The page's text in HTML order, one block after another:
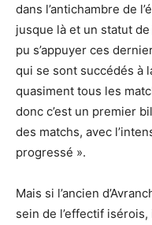
dans l’antichambre de
jusque là et un statut
pu s’appuyer ces
qui se sont succédés à
quasiment tous les
donc c’est un premier
des matchs, avec
progressé ».
Mais si l’ancien
sein de l’effectif